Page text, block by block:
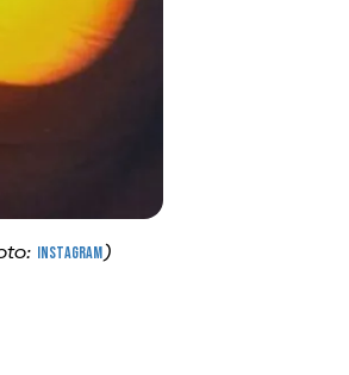
Instagram)